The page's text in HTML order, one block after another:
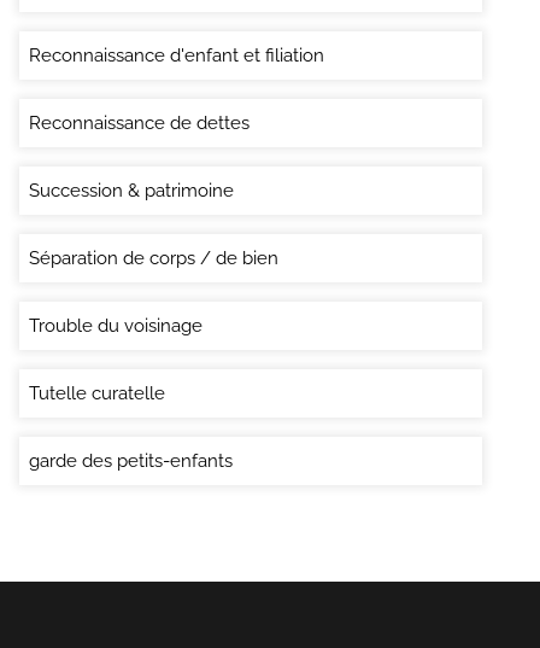
Reconnaissance d'enfant et filiation
Reconnaissance de dettes
Succession & patrimoine
Séparation de corps / de bien
Trouble du voisinage
Tutelle curatelle
garde des petits-enfants